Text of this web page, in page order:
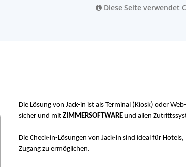
Diese Seite verwendet
Die Lösung von Jack-in ist als Terminal (Kiosk) oder
sicher und mit ZIMMERSOFTWAREund allen
Die Check-in-Lösungen von Jack-in sind ideal für
Zugang zu ermöglichen.